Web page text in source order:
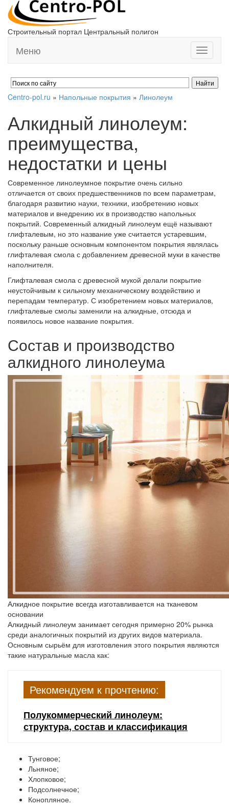
Строительный портал Центральный полигон
Toggle
Меню
Centro-pol.ru » Напольные покрытия » Линолеум
Алкидный линолеум:
преимущества,
недостатки и цены
Современное линолеумное покрытие очень сильно
отличается от своих предшественников по всем параметрам,
благодаря развитию науки, техники, изобретению новых
материалов и внедрению их в производство напольных
покрытий. Современный алкидный линолеум ещё называют
глифталевым, но это название уже считается устаревшим,
поскольку раньше основным компонентом покрытия являлась
глифталевая смола с добавлением древесной муки в качестве
наполнителя.
Глифталевая смола с древесной мукой делали покрытие
неустойчивым к сильному механическому воздействию и
перепадам температур. С изобретением новых материалов,
глифталевые смолы заменили на алкидные, отсюда и
появилось новое название покрытия.
Состав и производство
алкидного линолеума
Алкидное покрытие всегда изготавливается на тканевом
основании
Алкидный линолеум занимает сегодня примерно 20% рынка
среди аналогичных покрытий из других видов материала.
Основным сырьём для изготовления этого покрытия являются
такие натуральные масла как:
Рекомендуем к прочтению:
Полукоммерческий линолеум:
структура, состав и классификация
Тунговое;
Льняное;
Хлопковое;
Подсолнечное;
Конопляное.